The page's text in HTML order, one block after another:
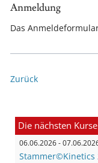
Anmeldung
Das
Zurück
Die nächsten Kurse
06.06.2026 -
Stammer©Kinetics